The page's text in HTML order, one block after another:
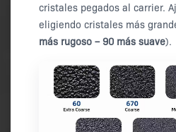
cristales pegados al carrier.
eligiendo cristales más
más rugoso – 90 más suave).